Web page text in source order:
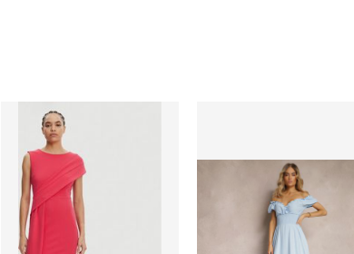
Sukienka elegancka Rinascimento